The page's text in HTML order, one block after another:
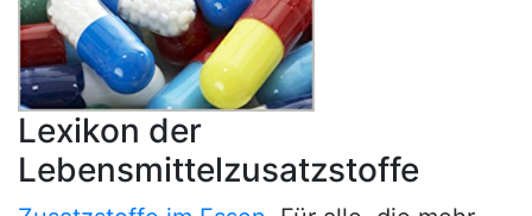
Lexikon der
Lebensmittelzusatzstoffe